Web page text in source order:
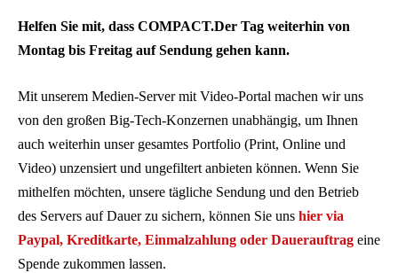
Helfen Sie mit, dass COMPACT.Der Tag weiterhin von
Montag bis Freitag auf Sendung gehen kann.
Mit unserem Medien-Server mit Video-Portal machen wir uns
von den großen Big-Tech-Konzernen unabhängig, um Ihnen
auch weiterhin unser gesamtes Portfolio (Print, Online und
Video) unzensiert und ungefiltert anbieten können. Wenn Sie
mithelfen möchten, unsere tägliche Sendung und den Betrieb
des Servers auf Dauer zu sichern, können Sie uns hier via
Paypal, Kreditkarte, Einmalzahlung oder Dauerauftrag eine
Spende zukommen lassen.